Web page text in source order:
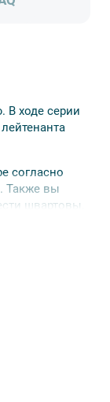
В ходе серии
согласно
Также вы
швартовы.
трубы.